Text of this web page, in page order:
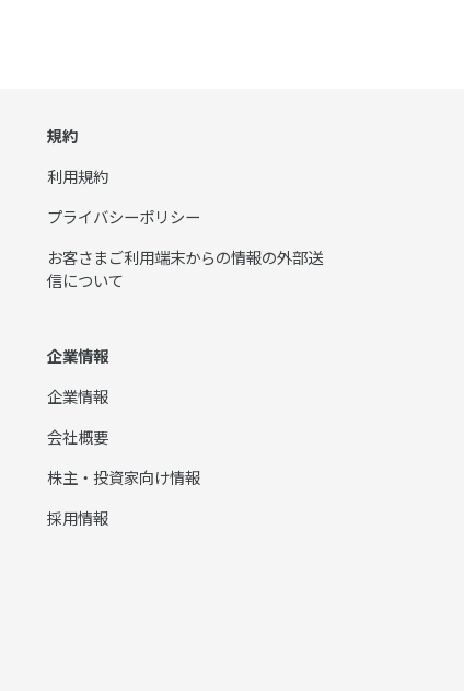
規約
利用規約
プライバシーポリシー
お客さまご利用端末からの情報の外部送
信について
企業情報
企業情報
会社概要
株主・投資家向け情報
採用情報